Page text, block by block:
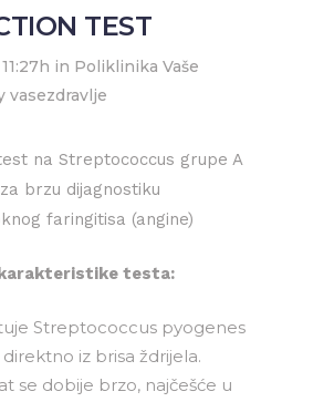
TEST
in Poliklinika Vaše
vasezdravlje
na Streptococcus grupe A
brzu dijagnostiku
faringitisa (angine)
karakteristike testa:
Streptococcus pyogenes
iz brisa ždrijela.
se dobije brzo, najčešće u